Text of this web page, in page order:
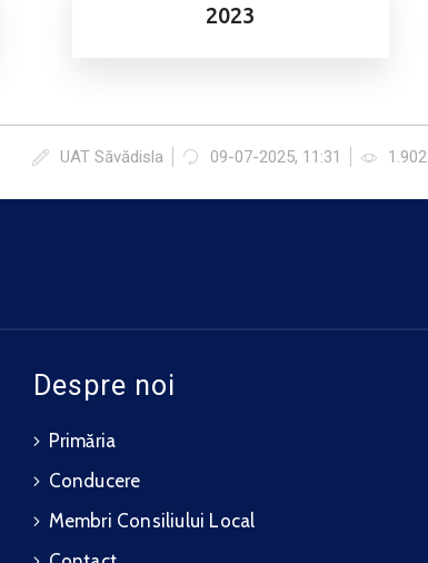
2023
UAT Săvădisla 09-07-2025, 11:31 1.902
Despre noi
Primăria
Conducere
Membri Consiliului Local